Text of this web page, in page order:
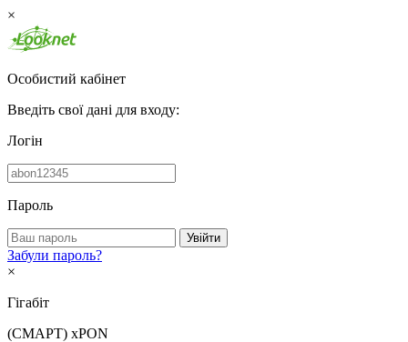
×
Особистий кабінет
Введіть свої дані для входу:
Логін
Пароль
Увійти
Забули пароль?
×
Гігабіт
(СМАРТ) xPON